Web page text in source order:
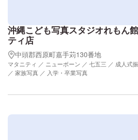
沖縄こども写真スタジオれもん
ティ店
中頭郡西原町嘉手苅130番地
マタニティ ／ ニューボーン ／ 七五三 ／ 成人式
／ 家族写真 ／ 入学・卒業写真